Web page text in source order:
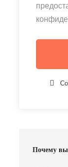
Почему